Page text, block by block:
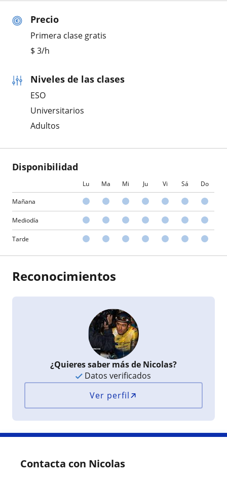
Precio
Primera clase gratis
$ 3/h
Niveles de las clases
ESO
Universitarios
Adultos
Disponibilidad
Lu Ma Mi Ju Vi Sá Do
Mañana
Mediodía
Tarde
Reconocimientos
¿Quieres saber más de Nicolas?
Datos verificados
Ver perfil
Contacta con Nicolas